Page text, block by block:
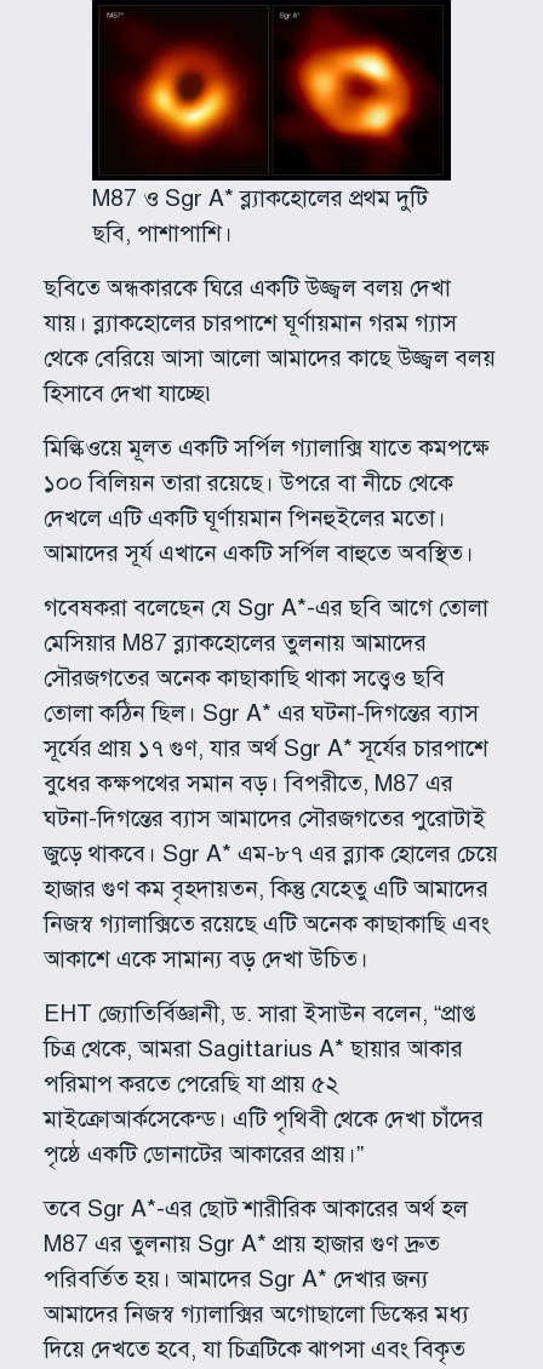
M87 ও Sgr A* ব্ল্যাকহোলের প্রথম দুটি
ছবি, পাশাপাশি।
ছবিতে অন্ধকারকে ঘিরে একটি উজ্জ্বল বলয় দেখা
যায়। ব্ল্যাকহোলের চারপাশে ঘূর্ণায়মান গরম গ্যাস
থেকে বেরিয়ে আসা আলো আমাদের কাছে উজ্জ্বল বলয়
হিসাবে দেখা যাচ্ছে৷
মিল্কিওয়ে মূলত একটি সর্পিল গ্যালাক্সি যাতে কমপক্ষে
১০০ বিলিয়ন তারা রয়েছে। উপরে বা নীচে থেকে
দেখলে এটি একটি ঘূর্ণায়মান পিনহুইলের মতো।
আমাদের সূর্য এখানে একটি সর্পিল বাহুতে অবস্থিত।
গবেষকরা বলেছেন যে Sgr A*-এর ছবি আগে তোলা
মেসিয়ার M87 ব্ল্যাকহোলের তুলনায় আমাদের
সৌরজগতের অনেক কাছাকাছি থাকা সত্ত্বেও ছবি
তোলা কঠিন ছিল। Sgr A* এর ঘটনা-দিগন্তের ব্যাস
সূর্যের প্রায় ১৭ গুণ, যার অর্থ Sgr A* সূর্যের চারপাশে
বুধের কক্ষপথের সমান বড়। বিপরীতে, M87 এর
ঘটনা-দিগন্তের ব্যাস আমাদের সৌরজগতের পুরোটাই
জুড়ে থাকবে। Sgr A* এম-৮৭ এর ব্ল্যাক হোলের চেয়ে
হাজার গুণ কম বৃহদায়তন, কিন্তু যেহেতু এটি আমাদের
নিজস্ব গ্যালাক্সিতে রয়েছে এটি অনেক কাছাকাছি এবং
আকাশে একে সামান্য বড় দেখা উচিত।
EHT জ্যোতির্বিজ্ঞানী, ড. সারা ইসাউন বলেন, “প্রাপ্ত
চিত্র থেকে, আমরা Sagittarius A* ছায়ার আকার
পরিমাপ করতে পেরেছি যা প্রায় ৫২
মাইক্রোআর্কসেকেন্ড। এটি পৃথিবী থেকে দেখা চাঁদের
পৃষ্ঠে একটি ডোনাটের আকারের প্রায়।”
তবে Sgr A*-এর ছোট শারীরিক আকারের অর্থ হল
M87 এর তুলনায় Sgr A* প্রায় হাজার গুণ দ্রুত
পরিবর্তিত হয়। আমাদের Sgr A* দেখার জন্য
আমাদের নিজস্ব গ্যালাক্সির অগোছালো ডিস্কের মধ্য
দিয়ে দেখতে হবে, যা চিত্রটিকে ঝাপসা এবং বিকৃত